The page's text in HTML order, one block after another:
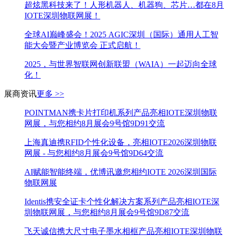
超炫黑科技来了！人形机器人、机器狗、芯片…都在8月
IOTE深圳物联网展！
全球AI巅峰盛会！2025 AGIC深圳（国际）通用人工智
能大会暨产业博览会 正式启航！
2025，与世界智联网创新联盟（WAIA）一起迈向全球
化！
展商资讯更多 >>
POINTMAN携卡片打印机系列产品亮相IOTE深圳物联
网展，与您相约8月展会9号馆9D91交流
上海真迪携RFID个性化设备，亮相IOTE2026深圳物联
网展 - 与您相约8月展会9号馆9D64交流
AI赋能智能终端，优博讯邀您相约IOTE 2026深圳国际
物联网展
Identis携安全证卡个性化解决方案系列产品亮相IOTE深
圳物联网展，与您相约8月展会9号馆9D87交流
飞天诚信携大尺寸电子墨水相框产品亮相IOTE深圳物联